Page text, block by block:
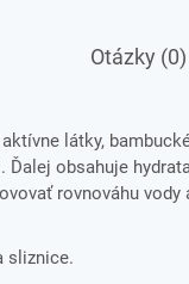
Otázky (0)
látky,
obsahuje
rovnováhu vody
sliznice.